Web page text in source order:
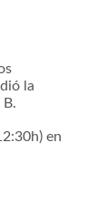
la
en